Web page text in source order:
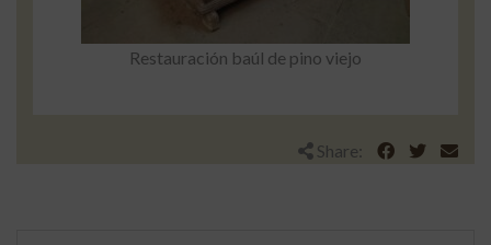
Restauración baúl de pino viejo
Share: